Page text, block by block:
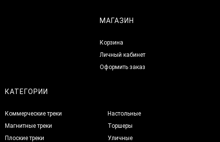
МАГАЗИН
Корзина
Личный кабинет
Оформить заказ
КАТЕГОРИИ
Коммерческие треки
Магнитные треки
Плоские треки
Настольные
Торшеры
Уличные